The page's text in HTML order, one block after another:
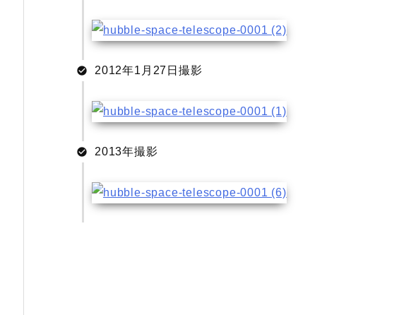
2012年1月27日撮影
2013年撮影